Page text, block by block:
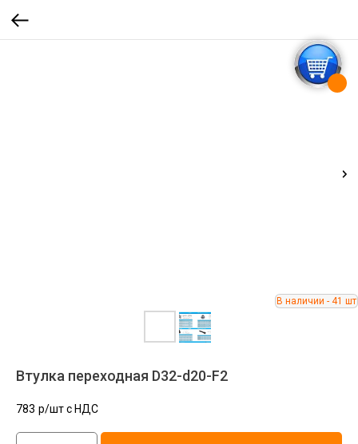
Втулка переходная D32-d20-F2
783 р/шт c НДС